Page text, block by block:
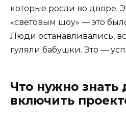
которые росли во дворе.
«световым шоу» — это
Люди останавливались,
гуляли бабушки. Это —
Что нужно знать
включить